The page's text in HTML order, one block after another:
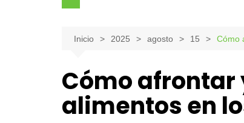
Inicio 2025 agosto 15 Cómo
Cómo afrontar
alimentos en